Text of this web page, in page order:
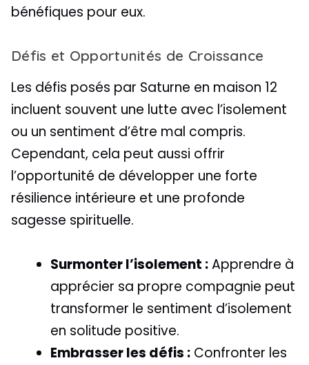
bénéfiques pour eux.
Défis et Opportunités de Croissance
Les défis posés par Saturne en maison 12
incluent souvent une lutte avec l’isolement
ou un sentiment d’être mal compris.
Cependant, cela peut aussi offrir
l’opportunité de développer une forte
résilience intérieure et une profonde
sagesse spirituelle.
Surmonter l’isolement :Apprendre à
apprécier sa propre compagnie peut
transformer le sentiment d’isolement
en solitude positive.
Embrasser les défis : Confronter les